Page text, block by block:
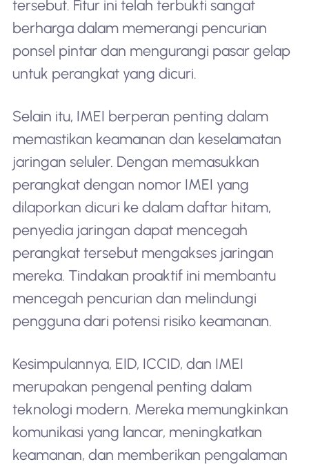
tersebut. Fitur ini telah terbukti sangat
berharga dalam memerangi pencurian
ponsel pintar dan mengurangi pasar gelap
untuk perangkat yang dicuri.
Selain itu, IMEI berperan penting dalam
memastikan keamanan dan keselamatan
jaringan seluler. Dengan memasukkan
perangkat dengan nomor IMEI yang
dilaporkan dicuri ke dalam daftar hitam,
penyedia jaringan dapat mencegah
perangkat tersebut mengakses jaringan
mereka. Tindakan proaktif ini membantu
mencegah pencurian dan melindungi
pengguna dari potensi risiko keamanan.
Kesimpulannya, EID, ICCID, dan IMEI
merupakan pengenal penting dalam
teknologi modern. Mereka memungkinkan
komunikasi yang lancar, meningkatkan
keamanan, dan memberikan pengalaman